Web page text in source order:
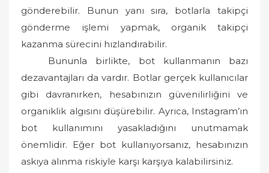
gönderebilir. Bunun yanı sıra, botlarla takipçi
gönderme işlemi yapmak, organik takipçi
kazanma sürecini hızlandırabilir.
Bununla birlikte, bot kullanmanın bazı
dezavantajları da vardır. Botlar gerçek kullanıcılar
gibi davranırken, hesabınızın güvenilirliğini ve
organiklik algısını düşürebilir. Ayrıca, Instagram’ın
bot kullanımını yasakladığını unutmamak
önemlidir. Eğer bot kullanıyorsanız, hesabınızın
askıya alınma riskiyle karşı karşıya kalabilirsiniz.